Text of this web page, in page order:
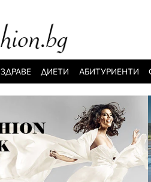
ЗДРАВЕ ДИЕТИ АБИТУРИЕНТИ